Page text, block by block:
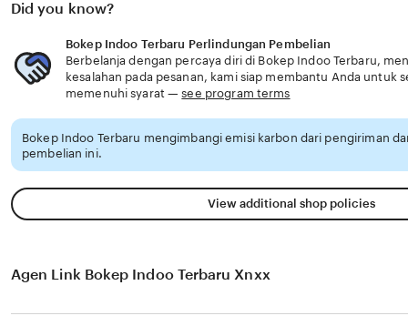
Did you know?
Bokep Indoo Terbaru Perlindungan Pembelian
Berbelanja dengan percaya diri di Bokep Indoo Terbaru,
kesalahan pada pesanan, kami siap membantu Anda untuk
memenuhi syarat —see program terms
Bokep Indoo Terbaru mengimbangi emisi karbon dari pengiriman
pembelian ini.
View additional shop policies
Agen Link Bokep Indoo Terbaru Xnxx